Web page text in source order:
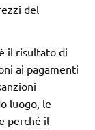
del
il risultato di
ai pagamenti
luogo, le
perché il